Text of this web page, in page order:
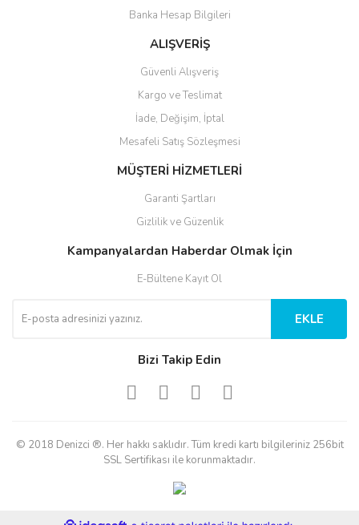
Banka Hesap Bilgileri
ALIŞVERİŞ
Güvenli Alışveriş
Kargo ve Teslimat
İade, Değişim, İptal
Mesafeli Satış Sözleşmesi
MÜŞTERİ HİZMETLERİ
Garanti Şartları
Gizlilik ve Güzenlik
Kampanyalardan Haberdar Olmak İçin
E-Bültene Kayıt Ol
EKLE
Bizi Takip Edin
© 2018 Denizci ®. Her hakkı saklıdır. Tüm kredi kartı bilgileriniz 256bit
SSL Sertifikası ile korunmaktadır.